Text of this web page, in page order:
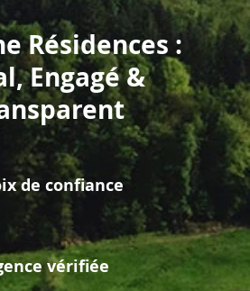
Résidences :
Engagé &
de confiance
vérifiée